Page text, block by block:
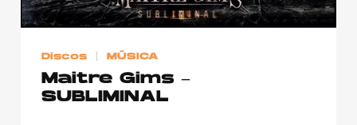
Discos MÚSICA
Maitre Gims –
SUBLIMINAL